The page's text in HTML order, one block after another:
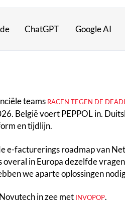
ChatGPT Google AI
teams RACEN TEGEN DE
België voert PEPPOL in.
en tijdlijn.
e-facturerings roadmap van
overal in Europa dezelfde
we aparte oplossingen
in zee met INVOPOP.